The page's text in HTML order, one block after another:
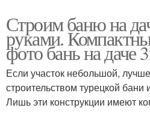
Строим баню на
руками.
фото бань на даче
Если участок небольшой,
строительством турецкой бани
Лишь эти конструкции имеют